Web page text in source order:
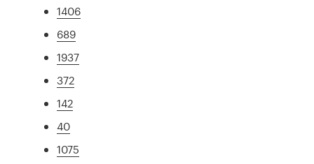
1406
689
1937
372
142
40
1075